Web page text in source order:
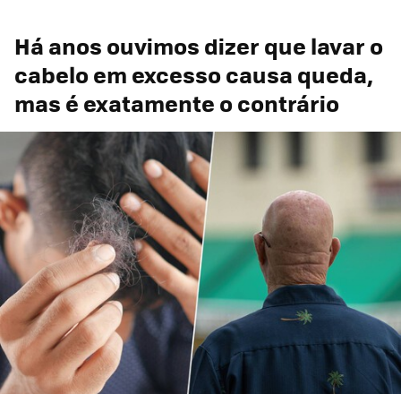
Há anos ouvimos dizer que lavar o
cabelo em excesso causa queda,
mas é exatamente o contrário